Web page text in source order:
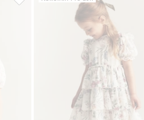
Lisää suosikkeihin
Kukkakuvioinen lyhythihainen